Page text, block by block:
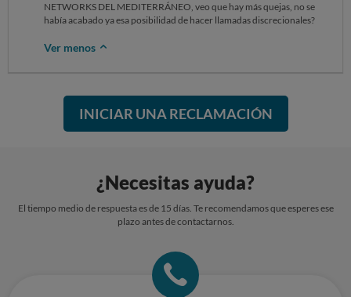
NETWORKS DEL MEDITERRÁNEO, veo que hay más quejas, no se
había acabado ya esa posibilidad de hacer llamadas discrecionales?
Ver menos
INICIAR UNA RECLAMACIÓN
¿Necesitas ayuda?
El tiempo medio de respuesta es de 15 días. Te recomendamos que esperes ese
plazo antes de contactarnos.